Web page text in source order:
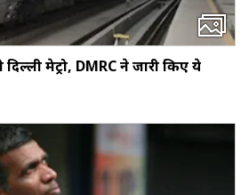
मेट्रो, DMRC ने जारी किए ये